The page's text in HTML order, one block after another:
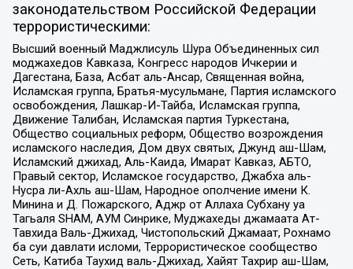
законодательством Российской Федерации
террористическими:
Высший военный Маджлисуль Шура Объединенных сил
моджахедов Кавказа, Конгресс народов Ичкерии и
Дагестана, База, Асбат аль-Ансар, Священная война,
Исламская группа, Братья-мусульмане, Партия исламского
освобождения, Лашкар-И-Тайба, Исламская группа,
Движение Талибан, Исламская партия Туркестана,
Общество социальных реформ, Общество возрождения
исламского наследия, Дом двух святых, Джунд аш-Шам,
Исламский джихад, Аль-Каида, Имарат Кавказ, АБТО,
Правый сектор, Исламское государство, Джабха аль-
Нусра ли-Ахль аш-Шам, Народное ополчение имени К.
Минина и Д. Пожарского, Аджр от Аллаха Субхану уа
Тагьаля SHAM, АУМ Синрике, Муджахеды джамаата Ат-
Тавхида Валь-Джихад, Чистопольский Джамаат, Рохнамо
ба суи давлати исломи, Террористическое сообщество
Сеть, Катиба Таухид валь-Джихад, Хайят Тахрир аш-Шам,